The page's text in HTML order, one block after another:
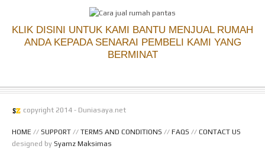
KLIK DISINI UNTUK KAMI BANTU MENJUAL RUMAH
ANDA KEPADA SENARAI PEMBELI KAMI YANG
BERMINAT
copyright 2014 - Duniasaya.net
HOME // SUPPORT // TERMS AND CONDITIONS // FAQS // CONTACT US
designed by Syamz Maksimas